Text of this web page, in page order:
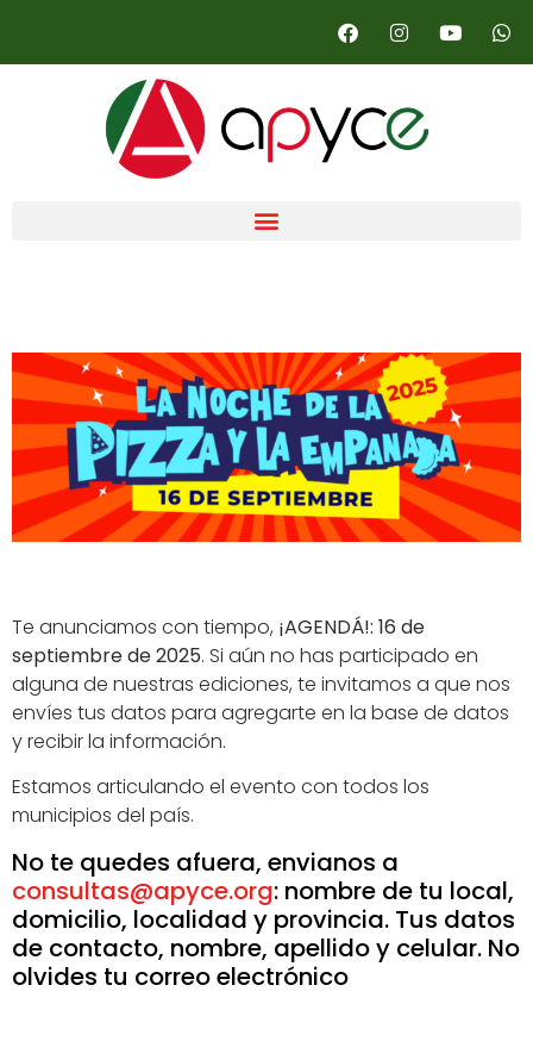
Te anunciamos con tiempo, ¡AGENDÁ!: 16 de
septiembre de 2025. Si aún no has participado en
alguna de nuestras ediciones, te invitamos a que nos
envíes tus datos para agregarte en la base de datos
y recibir la información.
Estamos articulando el evento con todos los
municipios del país.
No te quedes afuera, envianos a
consultas@apyce.org: nombre de tu local,
domicilio, localidad y provincia. Tus datos
de contacto, nombre, apellido y celular. No
olvides tu correo electrónico